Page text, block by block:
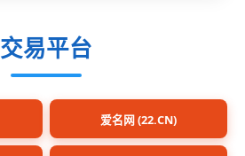
交易平台
爱名网 (22.CN)